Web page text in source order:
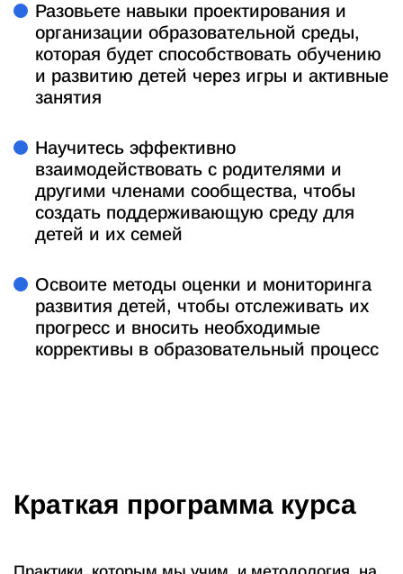
Разовьете навыки проектирования и
организации образовательной среды,
которая будет способствовать обучению
и развитию детей через игры и активные
занятия
Научитесь эффективно
взаимодействовать с родителями и
другими членами сообщества, чтобы
создать поддерживающую среду для
детей и их семей
Освоите методы оценки и мониторинга
развития детей, чтобы отслеживать их
прогресс и вносить необходимые
коррективы в образовательный процесс
Краткая программа курса